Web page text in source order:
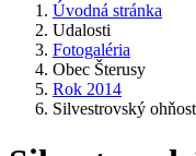
Úvodná stránka
Udalosti
Fotogaléria
Obec Šterusy
Rok 2014
Silvestrovský